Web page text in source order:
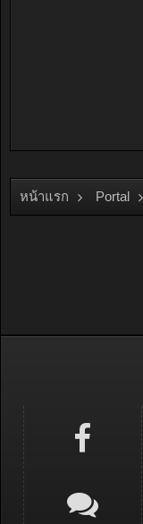
หน้าแรก Portal